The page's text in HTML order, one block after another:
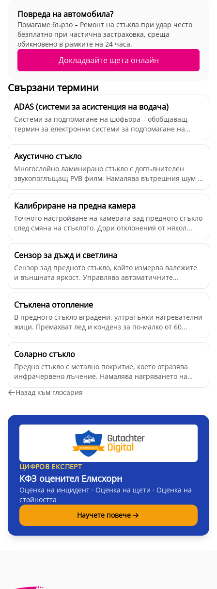
Повреда на автомобила?
Помагаме бързо – Ремонт на стъкла при удар често
безплатно при частична застраховка, среща
обикновено в рамките на 24 часа.
Докладвайте щета онлайн
Свързани термини
ADAS (системи за асистенция на водача)
Системи за подпомагане на шофьора – обобщаващ
термин за електронни системи за подпомагане на
шофьора...
Акустично стъкло
Многослойно ламинирано стъкло с допълнителен
звукопоглъщащ PVB филм. Намалява вътрешния шум с
до 6 d...
Калибриране на предна камера
Точното настройване на камерата зад предното стъкло
след смяна на стъклото. Дори отклонения от някол...
Сензор за дъжд и светлина
Сензор зад предното стъкло, който измерва валежите
и външната яркост. Управлява автоматичните
чистач...
Стъклена отопление
В предното стъкло вградени, ултратънки нагревателни
жици. Премахват лед и конденз за по-малко от 60...
Соларно стъкло
Предно стъкло с метално покритие, което отразява
инфрачервено лъчение. Намалява нагряването на
интер...
Назад към глосария
ЦИФРОВ ЕКСПЕРТ
КФЗ оценител Елмсхорн
Оценка на инцидент · Оценка на щети · Оценка на
стойността
Научете повече